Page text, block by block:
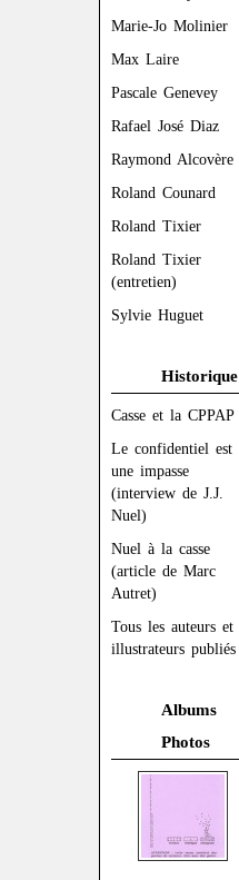
Marie-Jo Molinier
Max Laire
Pascale Genevey
Rafael José Diaz
Raymond Alcovère
Roland Counard
Roland Tixier
Roland Tixier
(entretien)
Sylvie Huguet
Historique
Casse et la CPPAP
Le confidentiel est
une impasse
(interview de J.J.
Nuel)
Nuel à la casse
(article de Marc
Autret)
Tous les auteurs et
illustrateurs publiés
Albums
Photos